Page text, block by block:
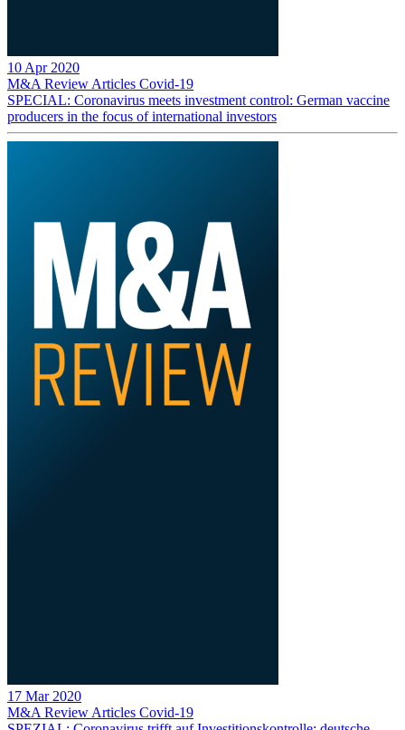
10 Apr 2020
M&A Review Articles Covid-19
SPECIAL: Coronavirus meets investment control: German vaccine
producers in the focus of international investors
17 Mar 2020
M&A Review Articles Covid-19